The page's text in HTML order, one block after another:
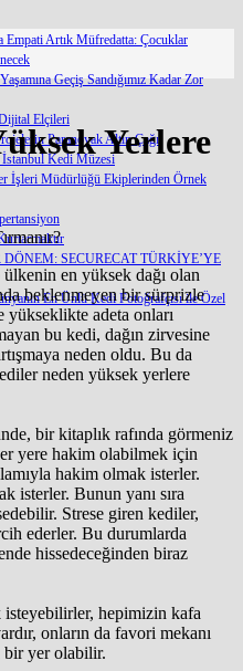
Empati Artık Müfredatta: Çocuklar
Geçiş Sandığımız Kadar Zor
Elçileri
Paranoyak Altın Çağı
Kedi Müzesi
İşleri Müdürlüğü Ekiplerinden Örnek
SECURECAT TÜRKİYE’YE
En Ünlü Kedi Fotoğrafçısı ile Özel
Yerlere
en yüksek dağı olan
beklenmeyen bir sürprizle
yükseklikte adeta onları
bu kedi, dağın zirvesine
neden oldu. Bu da
neden yüksek yerlere
bir kitaplık rafında görmeniz
yere hakim olabilmek için
hakim olmak isterler.
isterler. Bunun yanı sıra
Strese giren kediler,
ederler. Bu durumlarda
hissedeceğinden biraz
hepimizin kafa
onların da favori mekanı
bir yer olabilir.